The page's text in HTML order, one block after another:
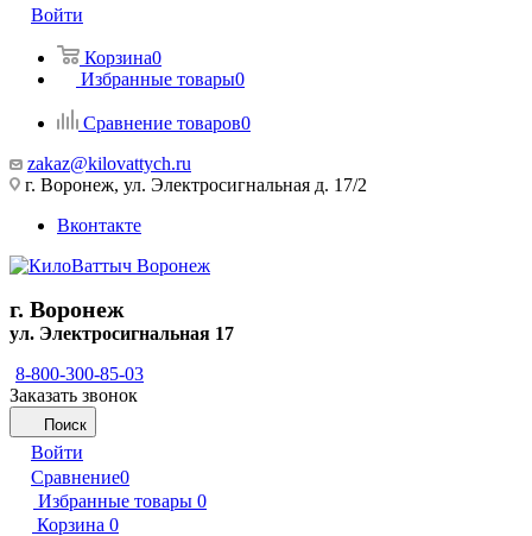
Войти
Корзина0
Избранные товары0
Сравнение товаров0
zakaz@kilovattych.ru
г. Воронеж, ул. Электросигнальная д. 17/2
Вконтакте
г. Воронеж
ул. Электросигнальная 17
8-800-300-85-03
Заказать звонок
Поиск
Войти
Сравнение0
Избранные товары 0
Корзина 0